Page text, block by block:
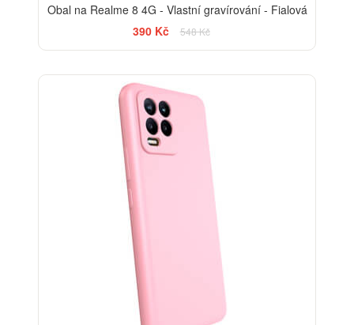
Obal na Realme 8 4G - Vlastní gravírování - Fialová
390 Kč
548 Kč